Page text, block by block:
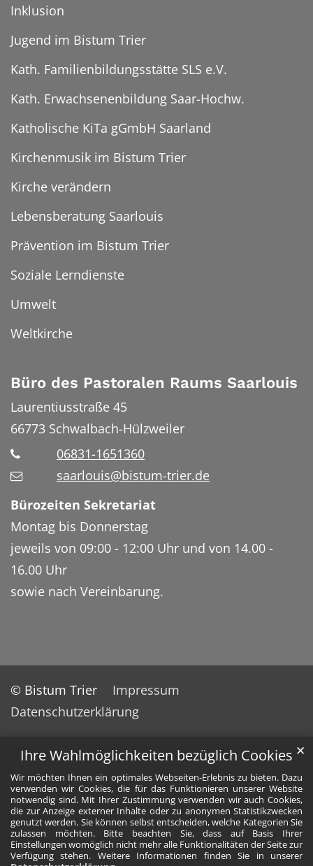
Ihre Wahlmöglichkeiten bezüglich Cookies
Wir möchten Ihnen ein optimales Webseiten-Erlebnis zu bieten. Dazu
verwenden wir Cookies, die für das Funktionieren unserer Website
notwendig sind. Mit Ihrer Zustimmung verwenden wir auch Cookies,
die zur Anzeige externer Inhalte oder zu anonymen Statistikzwecken
genutzt werden. Sie können selbst entscheiden, welche Kategorien Sie
zulassen möchten. Bitte beachten Sie, dass auf Basis Ihrer
Einstellungen womöglich nicht mehr alle Funktionalitäten der Seite zur
Verfügung stehen. Weitere Informationen finden Sie in unserer
✕
Inklusion
Jugend im Bistum Trier
Kath. Familienbildungsstätte SLS e.V.
Kath. Erwachsenenbildung Saar-Hochw.
Katholische KiTa gGmbH Saarland
Kirchenmusik im Bistum Trier
Kirche verändern
Lebensberatung Saarlouis
Prävention im Bistum Trier
Soziale Lerndienste
Umwelt
Weltkirche
Büro des Pastoralen Raums Saarlouis
Laurentiusstraße 45
66773 Schwalbach-Hülzweiler
06831-1651360
saarlouis@bistum-trier.de
Bürozeiten Sekretariat
Montag bis Donnerstag
jeweils von 09:00 - 12:00 Uhr und von 14.00 -
16.00 Uhr
sowie nach Vereinbarung.
© Bistum Trier
Impressum
Datenschutzerklärung